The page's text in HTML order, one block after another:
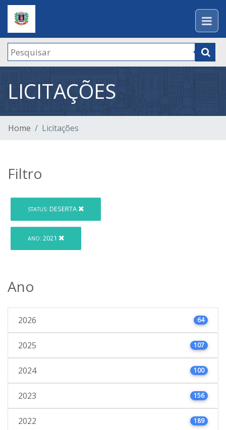
LICITAÇÕES
Home Licitações
Filtro
STATUS: DESERTA
ANO: 2021
Ano
2026 64
2025 107
2024 100
2023 156
2022 189